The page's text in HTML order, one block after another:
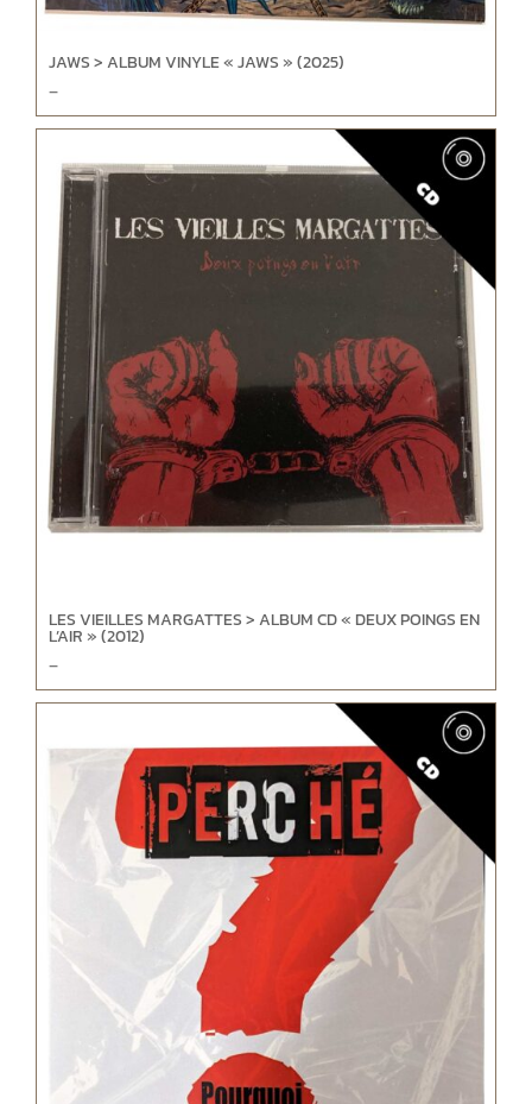
JAWS > ALBUM VINYLE « JAWS » (2025)
–
LES VIEILLES MARGATTES > ALBUM CD « DEUX POINGS EN
L’AIR » (2012)
–